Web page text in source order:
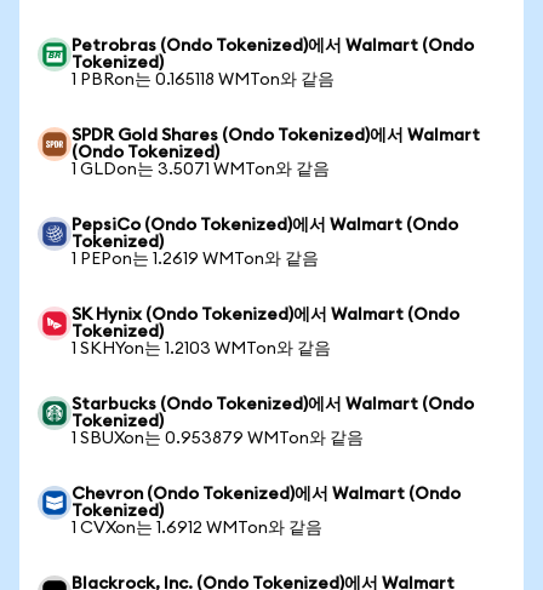
Petrobras (Ondo Tokenized)에서 Walmart (Ondo
Tokenized)
1 PBRon는 0.165118 WMTon와 같음
SPDR Gold Shares (Ondo Tokenized)에서 Walmart
(Ondo Tokenized)
1 GLDon는 3.5071 WMTon와 같음
PepsiCo (Ondo Tokenized)에서 Walmart (Ondo
Tokenized)
1 PEPon는 1.2619 WMTon와 같음
SK Hynix (Ondo Tokenized)에서 Walmart (Ondo
Tokenized)
1 SKHYon는 1.2103 WMTon와 같음
Starbucks (Ondo Tokenized)에서 Walmart (Ondo
Tokenized)
1 SBUXon는 0.953879 WMTon와 같음
Chevron (Ondo Tokenized)에서 Walmart (Ondo
Tokenized)
1 CVXon는 1.6912 WMTon와 같음
Blackrock, Inc. (Ondo Tokenized)에서 Walmart